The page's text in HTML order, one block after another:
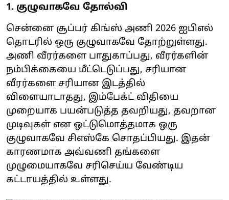
1. குழுவாகவே தோல்வி
சென்னை சூப்பர் கிங்ஸ் அணி 2026 ஐபிஎல்
தொடரில் ஒரு குழுவாகவே தோற்றுள்ளது.
அணி வீரர்களை பாதுகாப்பது, வீரர்களின்
நம்பிக்கையை மீட்டெடுப்பது, சரியான
வீரர்களை சரியான இடத்தில்
விளையாடாதது, இம்பேக்ட் விதியை
முறையாக பயன்படுத்த தவறியது, தவறான
முடிவுகள் என ஒட்டுமொத்தமாக ஒரு
குழுவாகவே சிஎஸ்கே சொதப்பியது. இதன்
காரணமாக அவ்வணி தங்களை
முழுமையாகவே சரிசெய்ய வேண்டிய
கட்டாயத்தில் உள்ளது.